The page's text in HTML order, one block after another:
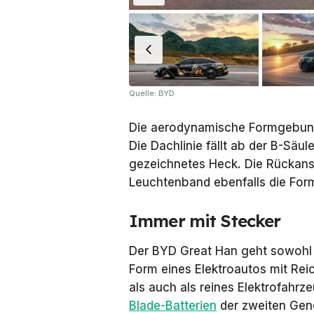
Quelle: BYD
Die aerodynamische
Die Dachlinie fällt ab der B-
gezeichnetes Heck. Die
Leuchtenband ebenfalls die
Immer mit Stecker
Der BYD Great Han geht
Form eines Elektroautos mit
als auch als reines
Blade-Batterien der zweiten